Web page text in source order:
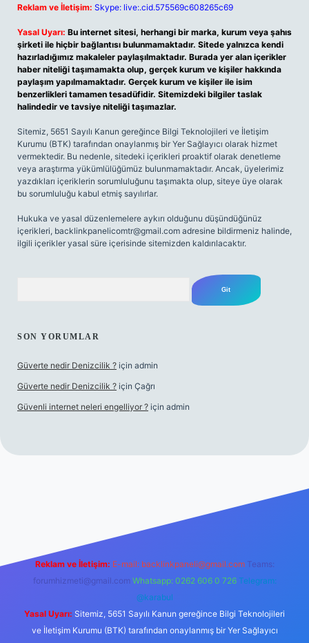
Reklam ve İletişim: Skype: live:.cid.575569c608265c69
Yasal Uyarı: Bu internet sitesi, herhangi bir marka, kurum veya şahıs
şirketi ile hiçbir bağlantısı bulunmamaktadır. Sitede yalnızca kendi
hazırladığımız makaleler paylaşılmaktadır. Burada yer alan içerikler
haber niteliği taşımamakta olup, gerçek kurum ve kişiler hakkında
paylaşım yapılmamaktadır. Gerçek kurum ve kişiler ile isim
benzerlikleri tamamen tesadüfidir. Sitemizdeki bilgiler taslak
halindedir ve tavsiye niteliği taşımazlar.
Sitemiz, 5651 Sayılı Kanun gereğince Bilgi Teknolojileri ve İletişim
Kurumu (BTK) tarafından onaylanmış bir Yer Sağlayıcı olarak hizmet
vermektedir. Bu nedenle, sitedeki içerikleri proaktif olarak denetleme
veya araştırma yükümlülüğümüz bulunmamaktadır. Ancak, üyelerimiz
yazdıkları içeriklerin sorumluluğunu taşımakta olup, siteye üye olarak
bu sorumluluğu kabul etmiş sayılırlar.
Hukuka ve yasal düzenlemelere aykırı olduğunu düşündüğünüz
içerikleri, backlinkpanelicomtr@gmail.com adresine bildirmeniz halinde,
ilgili içerikler yasal süre içerisinde sitemizden kaldırılacaktır.
SON YORUMLAR
Güverte nedir Denizcilik ? için admin
Güverte nedir Denizcilik ? için Çağrı
Güvenli internet neleri engelliyor ? için admin
Reklam ve İletişim: E-mail: backlinkpaneli@gmail.com Teams:
forumhizmeti@gmail.com Whatsapp: 0262 606 0 726 Telegram:
@karabul
Yasal Uyarı: Sitemiz, 5651 Sayılı Kanun gereğince Bilgi Teknolojileri
ve İletişim Kurumu (BTK) tarafından onaylanmış bir Yer Sağlayıcı